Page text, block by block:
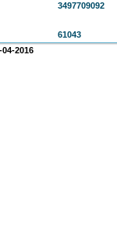
3497709092
61043
2016